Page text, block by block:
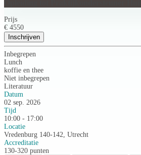
Prijs
€ 4550
Inschrijven
Inbegrepen
Lunch
koffie en thee
Niet inbegrepen
Literatuur
Datum
02 sep. 2026
Tijd
10:00 - 17:00
Locatie
Vredenburg 140-142, Utrecht
Accreditatie
130-320 punten